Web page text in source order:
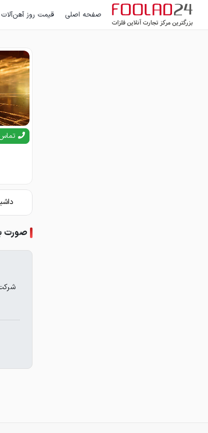
صفحه اصلی قیمت روز آهن‌آلات
صورت